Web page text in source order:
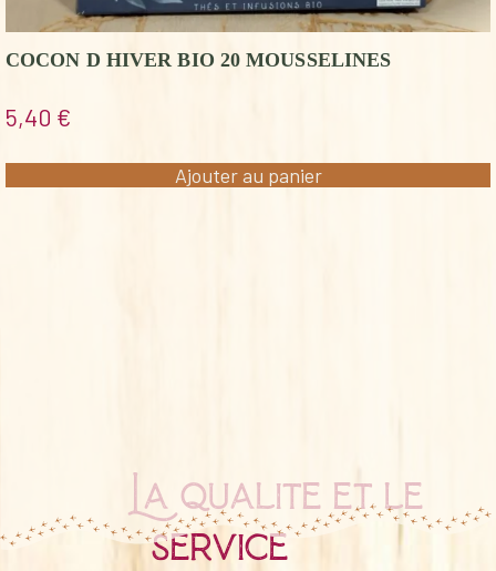
COCON D HIVER BIO 20 MOUSSELINES
5,40 €
Ajouter au panier
La qualité et le
service